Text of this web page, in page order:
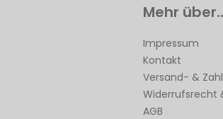
Mehr
Impressum
Kontakt
Versand- &
Widerrufsrecht
AGB